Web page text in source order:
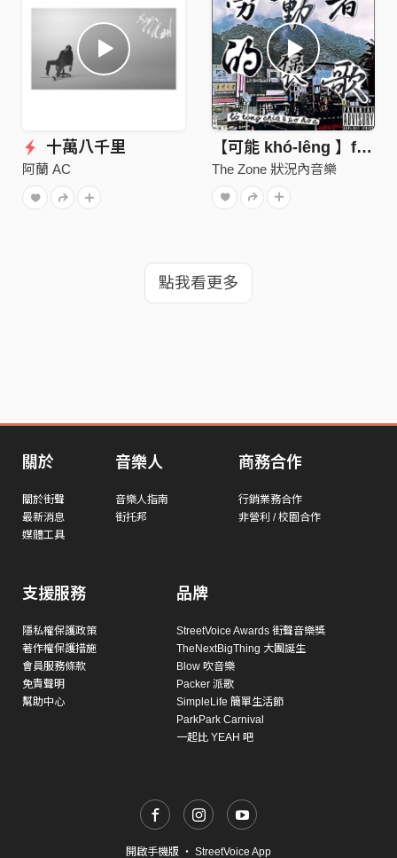
十萬八千里
阿蘭 AC
【可能 khó-lêng 】ft.柯比葉、狗人aka青山郭外俠
The Zone 狀況內音樂
點我看更多
關於
關於街聲
最新消息
媒體工具
音樂人
音樂人指南
街托邦
商務合作
行銷業務合作
非營利 / 校園合作
支援服務
隱私權保護政策
著作權保護措施
會員服務條款
免責聲明
幫助中心
品牌
StreetVoice Awards 街聲音樂獎
TheNextBigThing 大團誕生
Blow 吹音樂
Packer 派歌
SimpleLife 簡單生活節
ParkPark Carnival
一起比 YEAH 吧
開啟手機版 ・ StreetVoice App